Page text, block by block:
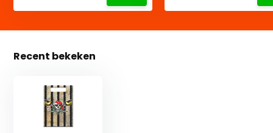
Recent bekeken